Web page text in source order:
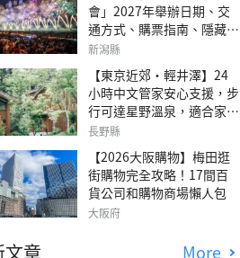
會」2027年舉辦日期、交
通方式、購票指南、隱藏欣
賞地點
新潟縣
【東京近郊・輕井澤】24
小時中文管家安心支援，步
行可達星野溫泉，適合家庭
旅行、三代同遊與紀念日的
澤森四季VILLA」
長野縣
【2026大阪購物】梅田逛
街購物完全攻略！17間百
貨公司和購物商場懶人包
大阪府
章 More